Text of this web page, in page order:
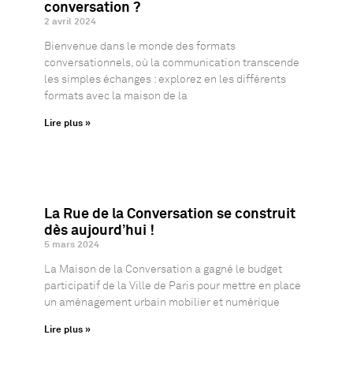
conversation ?
2 avril 2024
Bienvenue dans le monde des formats
conversationnels, où la communication transcende
les simples échanges : explorez en les différents
formats avec la maison de la
Lire plus »
La Rue de la Conversation se construit
dès aujourd’hui !
5 mars 2024
La Maison de la Conversation a gagné le budget
participatif de la Ville de Paris pour mettre en place
un aménagement urbain mobilier et numérique
Lire plus »